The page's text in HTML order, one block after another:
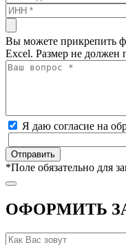
Вы можете прикрепить
Excel. Размер не
Я даю согласие на
*Поле обязательно для
ОФОРМИТЬ